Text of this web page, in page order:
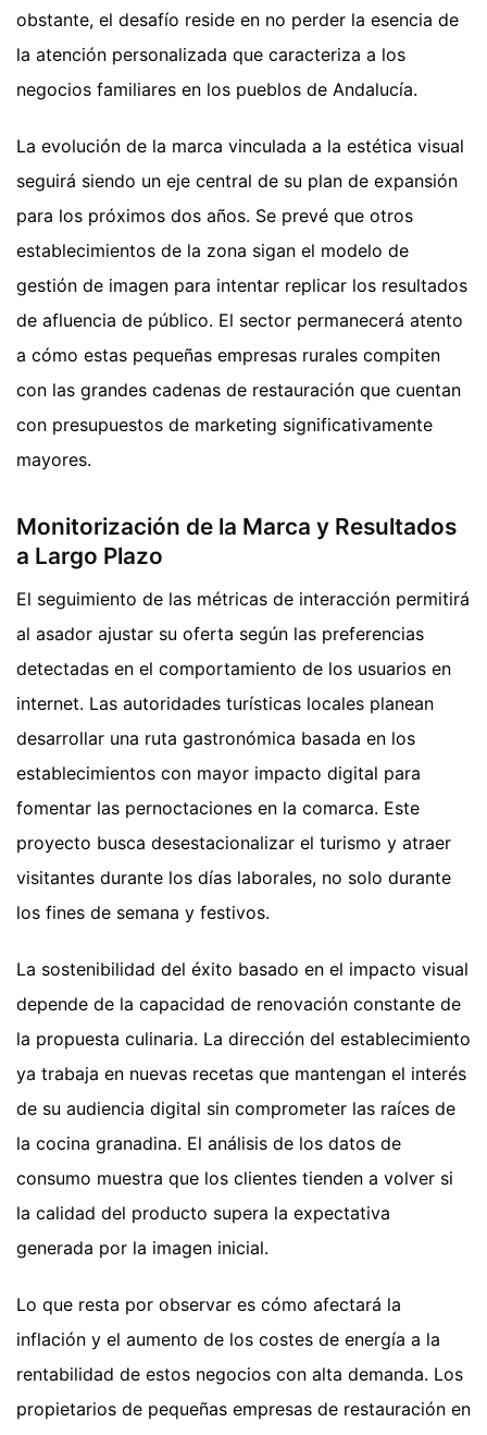
obstante, el desafío reside en no perder la esencia de
la atención personalizada que caracteriza a los
negocios familiares en los pueblos de Andalucía.
La evolución de la marca vinculada a la estética visual
seguirá siendo un eje central de su plan de expansión
para los próximos dos años. Se prevé que otros
establecimientos de la zona sigan el modelo de
gestión de imagen para intentar replicar los resultados
de afluencia de público. El sector permanecerá atento
a cómo estas pequeñas empresas rurales compiten
con las grandes cadenas de restauración que cuentan
con presupuestos de marketing significativamente
mayores.
Monitorización de la Marca y Resultados
a Largo Plazo
El seguimiento de las métricas de interacción permitirá
al asador ajustar su oferta según las preferencias
detectadas en el comportamiento de los usuarios en
internet. Las autoridades turísticas locales planean
desarrollar una ruta gastronómica basada en los
establecimientos con mayor impacto digital para
fomentar las pernoctaciones en la comarca. Este
proyecto busca desestacionalizar el turismo y atraer
visitantes durante los días laborales, no solo durante
los fines de semana y festivos.
La sostenibilidad del éxito basado en el impacto visual
depende de la capacidad de renovación constante de
la propuesta culinaria. La dirección del establecimiento
ya trabaja en nuevas recetas que mantengan el interés
de su audiencia digital sin comprometer las raíces de
la cocina granadina. El análisis de los datos de
consumo muestra que los clientes tienden a volver si
la calidad del producto supera la expectativa
generada por la imagen inicial.
Lo que resta por observar es cómo afectará la
inflación y el aumento de los costes de energía a la
rentabilidad de estos negocios con alta demanda. Los
propietarios de pequeñas empresas de restauración en